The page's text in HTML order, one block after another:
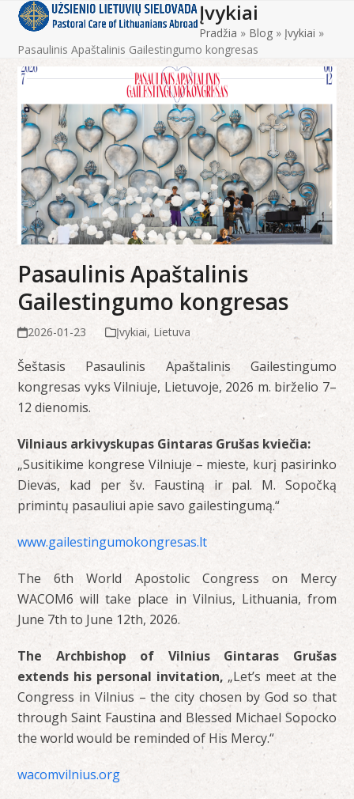
Skip
content
Open
mobile
menu
Close
mobile
menu
Įvykiai
Pradžia » Blog » Įvykiai »
Pasaulinis Apaštalinis Gailestingumo kongresas
Pasaulinis Apaštalinis
Gailestingumo kongresas
2026-01-23 Įvykiai, Lietuva
Šeštasis Pasaulinis Apaštalinis Gailestingumo
kongresas vyks Vilniuje, Lietuvoje, 2026 m. birželio 7–
12 dienomis.
Vilniaus arkivyskupas Gintaras Grušas kviečia:
„Susitikime kongrese Vilniuje – mieste, kurį pasirinko
Dievas, kad per šv. Faustiną ir pal. M. Sopočką
primintų pasauliui apie savo gailestingumą.“
www.gailestingumokongresas.lt
The 6th World Apostolic Congress on Mercy
WACOM6 will take place in Vilnius, Lithuania, from
June 7th to June 12th, 2026.
The
Archbishop of Vilnius Gintaras Grušas
extends his personal invitation, „Let’s meet at the
Congress in Vilnius – the city chosen by God so that
through Saint Faustina and Blessed Michael Sopocko
the world would be reminded of His Mercy.“
wacomvilnius.org